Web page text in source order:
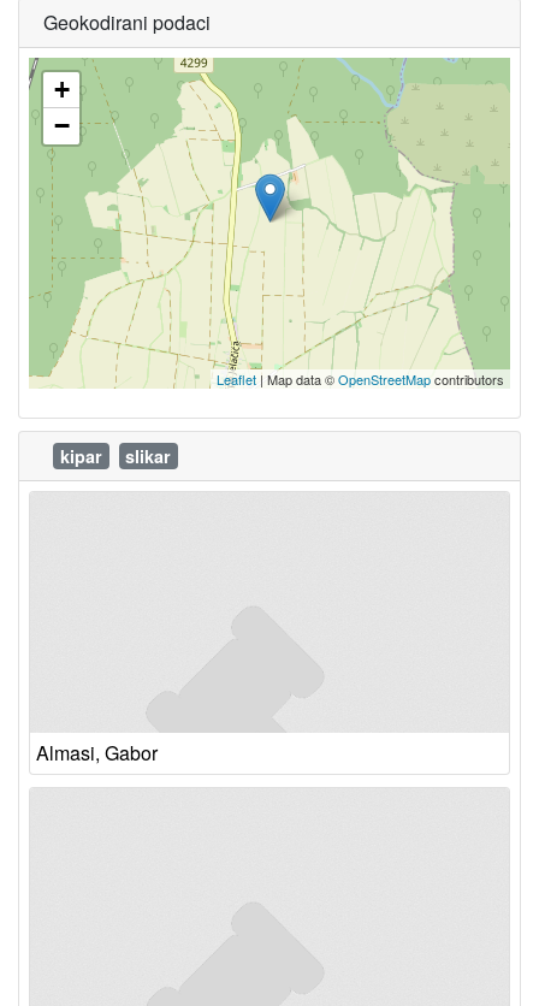
Geokodirani podaci
+
−
Leaflet | Map data ©OpenStreetMapcontributors
kipar slikar
Almasi, Gabor